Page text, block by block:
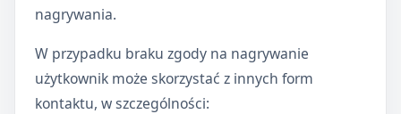
nagrywania.
W przypadku braku zgody na nagrywanie
użytkownik może skorzystać z innych form
kontaktu, w szczególności: